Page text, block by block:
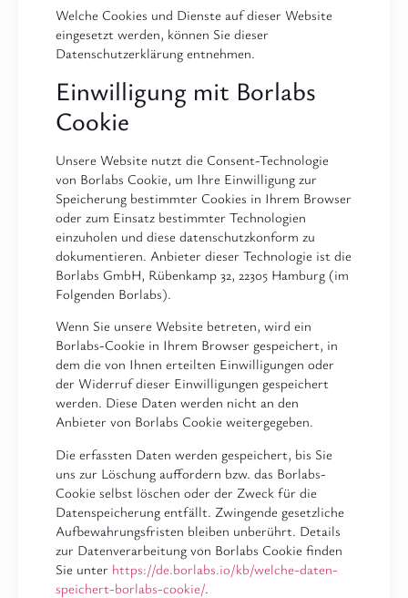
Welche Cookies und Dienste auf dieser Website
eingesetzt werden, können Sie dieser
Datenschutzerklärung entnehmen.
Einwilligung mit Borlabs
Cookie
Unsere Website nutzt die Consent-Technologie
von Borlabs Cookie, um Ihre Einwilligung zur
Speicherung bestimmter Cookies in Ihrem Browser
oder zum Einsatz bestimmter Technologien
einzuholen und diese datenschutzkonform zu
dokumentieren. Anbieter dieser Technologie ist die
Borlabs GmbH, Rübenkamp 32, 22305 Hamburg (im
Folgenden Borlabs).
Wenn Sie unsere Website betreten, wird ein
Borlabs-Cookie in Ihrem Browser gespeichert, in
dem die von Ihnen erteilten Einwilligungen oder
der Widerruf dieser Einwilligungen gespeichert
werden. Diese Daten werden nicht an den
Anbieter von Borlabs Cookie weitergegeben.
Die erfassten Daten werden gespeichert, bis Sie
uns zur Löschung auffordern bzw. das Borlabs-
Cookie selbst löschen oder der Zweck für die
Datenspeicherung entfällt. Zwingende gesetzliche
Aufbewahrungsfristen bleiben unberührt. Details
zur Datenverarbeitung von Borlabs Cookie finden
Sie unter https://de.borlabs.io/kb/welche-daten-
speichert-borlabs-cookie/.